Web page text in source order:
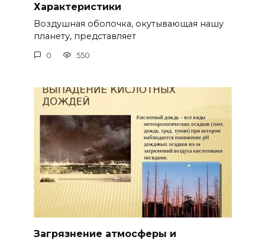
Характеристики
Воздушная оболочка, окутывающая нашу
планету, представляет
0 550
Загрязнение атмосферы и